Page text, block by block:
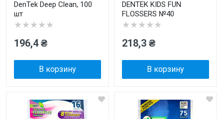
DenTek Deep Clean, 100
шт
★★★★★
196,4 ₴
В корзину
DENTEK KIDS FUN
FLOSSERS №40
★★★★★
218,3 ₴
В корзину